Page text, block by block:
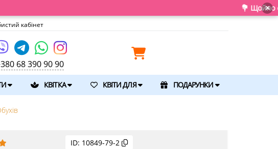
💐 Щойно отримали
×
кабінет
68 390 90 90
КВІТКА КВІТИ ДЛЯ ПОДАРУНКИ
ID: 10849-79-2